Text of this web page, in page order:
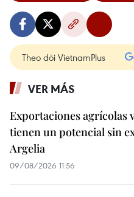
Theo dõi VietnamPlus
VER MÁS
Exportaciones agrícolas
tienen un potencial sin
Argelia
09/08/2026 11:56